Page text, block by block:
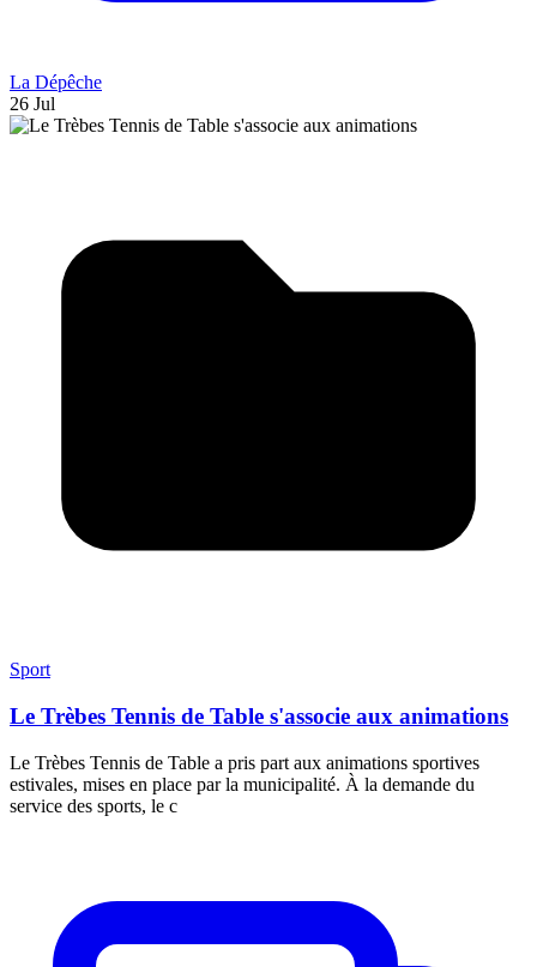
La Dépêche
26 Jul
Sport
Le Trèbes Tennis de Table s'associe aux animations
Le Trèbes Tennis de Table a pris part aux animations sportives
estivales, mises en place par la municipalité. À la demande du
service des sports, le c